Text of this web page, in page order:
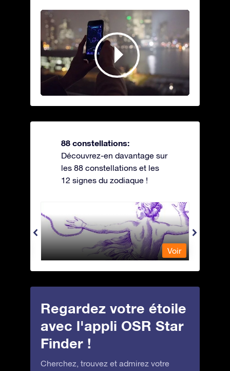
88 constellations:
Découvrez-en davantage sur
les 88 constellations et les
12 signes du zodiaque !
Andromeda - Andromède
Voir
Regardez votre étoile
avec l'appli OSR Star
Finder !
Cherchez, trouvez et admirez votre